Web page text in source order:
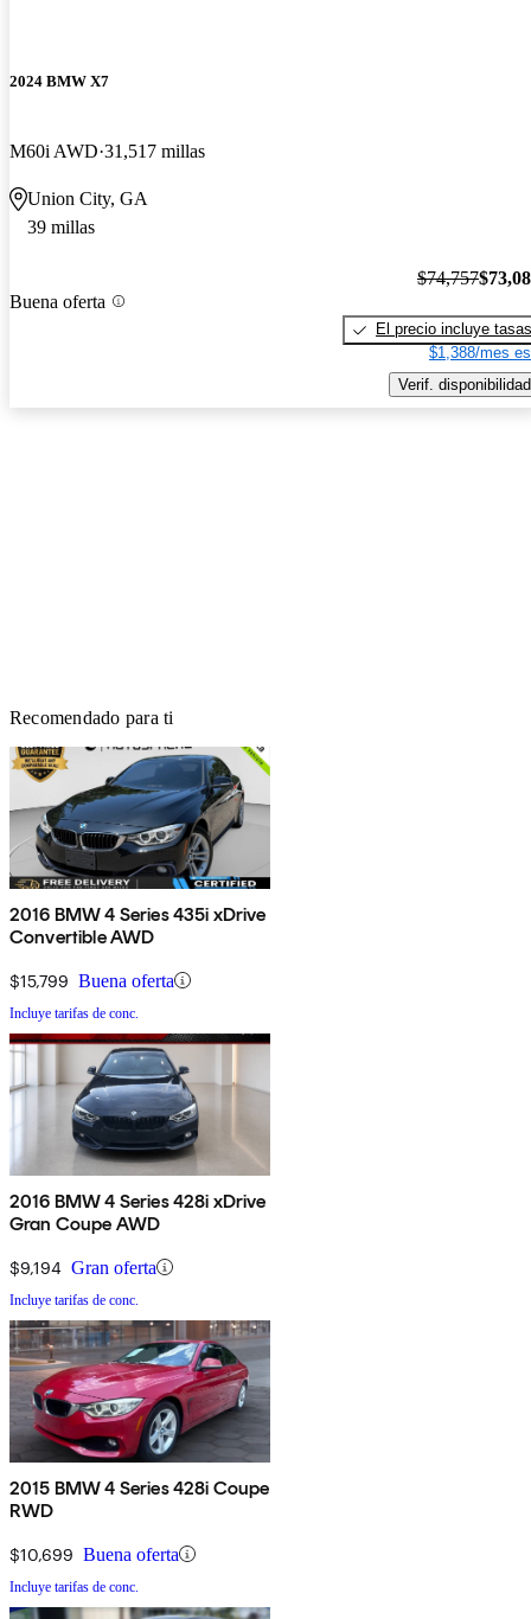
2024 BMW X7
M60i AWD 31,517 millas
Union City, GA
39 millas
Buena oferta
$74,757
El precio incluye tasas
$1,388/mes
Verif. disponibilidad
Recomendado para ti
2016 BMW 4 Series 435i xDrive
Convertible AWD
$15,799 Buena oferta
Incluye tarifas de conc.
2016 BMW 4 Series 428i xDrive
Gran Coupe AWD
$9,194 Gran oferta
Incluye tarifas de conc.
2015 BMW 4 Series 428i Coupe
RWD
$10,699 Buena oferta
Incluye tarifas de conc.